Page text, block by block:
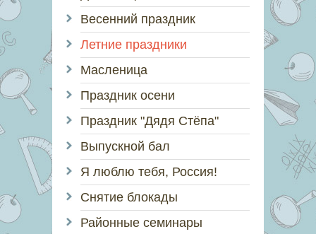
Весенний праздник
Летние праздники
Масленица
Праздник осени
Праздник "Дядя Стёпа"
Выпускной бал
Я люблю тебя, Россия!
Снятие блокады
Районные семинары